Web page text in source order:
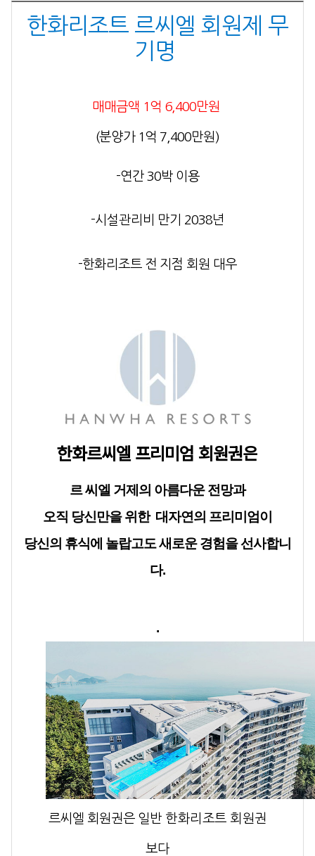
한화리조트 르씨엘 회원제 무
기명
매매금액 1억 6,400만원
(분양가 1억 7,400만원)
-연간 30박 이용
-시설관리비 만기 2038년
-한화리조트 전 지점 회원 대우
한화르씨엘 프리미엄 회원권은
르 씨엘 거제의 아름다운 전망과
오직 당신만을 위한 대자연의 프리미엄이
당신의 휴식에 놀랍고도 새로운 경험을 선사합니
다.
.
르씨엘 회원권은 일반 한화리조트 회원권
보다